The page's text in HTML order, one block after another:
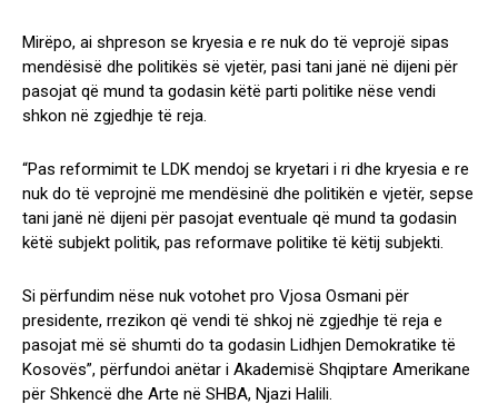
Mirëpo, ai shpreson se kryesia e re nuk do të veprojë sipas
mendësisë dhe politikës së vjetër, pasi tani janë në dijeni për
pasojat që mund ta godasin këtë parti politike nëse vendi
shkon në zgjedhje të reja.
“Pas reformimit te LDK mendoj se kryetari i ri dhe kryesia e re
nuk do të veprojnë me mendësinë dhe politikën e vjetër, sepse
tani janë në dijeni për pasojat eventuale që mund ta godasin
këtë subjekt politik, pas reformave politike të këtij subjekti.
Si përfundim nëse nuk votohet pro Vjosa Osmani për
presidente, rrezikon që vendi të shkoj në zgjedhje të reja e
pasojat më së shumti do ta godasin Lidhjen Demokratike të
Kosovës”, përfundoi anëtar i Akademisë Shqiptare Amerikane
për Shkencë dhe Arte në SHBA, Njazi Halili.